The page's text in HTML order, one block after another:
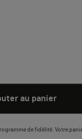
au panier
de fidélité. Votre